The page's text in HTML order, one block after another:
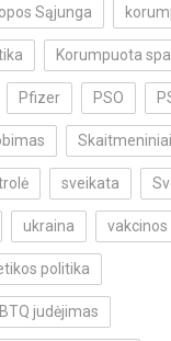
Sąjunga
Korumpuota
Pfizer PSO
sveikata
ukraina vakcinos
politika
judėjimas